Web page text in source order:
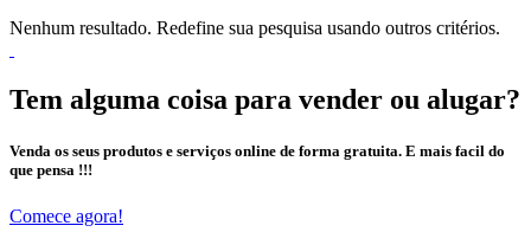
Nenhum resultado. Redefine sua pesquisa usando outros critérios.
Tem alguma coisa para vender ou alugar?
Venda os seus produtos e serviços online de forma gratuita. E mais facil do
que pensa !!!
Comece agora!